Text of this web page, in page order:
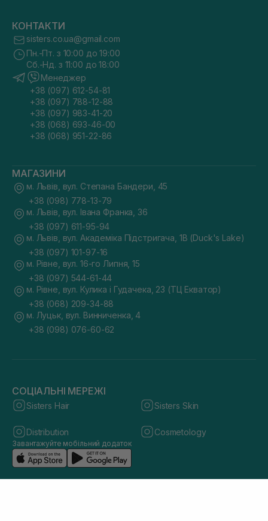
КОНТАКТИ
sisters.co.ua@gmail.com
Пн.-Пт. з 10:00 до 19:00
Сб.-Нд. з 11:00 до 18:00
Менеджер
+38 (097) 612-54-81
+38 (097) 788-12-88
+38 (097) 983-41-20
+38 (068) 693-46-00
+38 (068) 951-22-86
МАГАЗИНИ
м. Львів, вул. Степана Бандери, 45
+38 (098) 778-13-79
м. Львів, вул. Івана Франка, 36
+38 (097) 611-95-94
м. Львів, вул. Академіка Підстригача, 1В (Duck's Lake)
+38 (097) 101-97-16
м. Рівне, вул. 16-го Липня, 15
+38 (097) 544-61-44
м. Рівне, вул. Кулика і Гудачека, 23 (ТЦ Екватор)
+38 (068) 209-34-88
м. Луцьк, вул. Винниченка, 4
+38 (098) 076-60-62
СОЦІАЛЬНІ МЕРЕЖІ
Sisters Hair Sisters Skin
Distribution Cosmetology
Завантажуйте мобільний додаток